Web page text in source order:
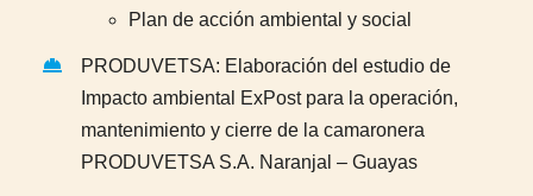
Plan de acción ambiental y social
PRODUVETSA: Elaboración del estudio de
Impacto ambiental ExPost para la operación,
mantenimiento y cierre de la camaronera
PRODUVETSA S.A. Naranjal – Guayas